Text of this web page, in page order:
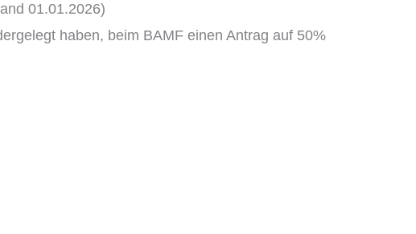
01.01.2026)
haben, beim BAMF einen Antrag auf 50%